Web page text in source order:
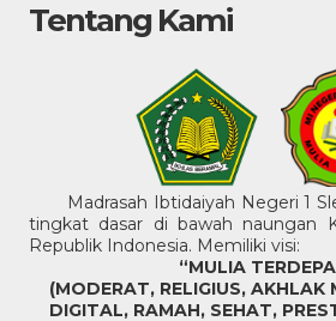
Tentang Kami
Madrasah Ibtidaiyah Negeri 1
tingkat dasar di bawah naungan
Republik Indonesia. Memiliki visi:
“MULIA
(MODERAT, RELIGIUS, AKHLAK
DIGITAL, RAMAH, SEHAT,